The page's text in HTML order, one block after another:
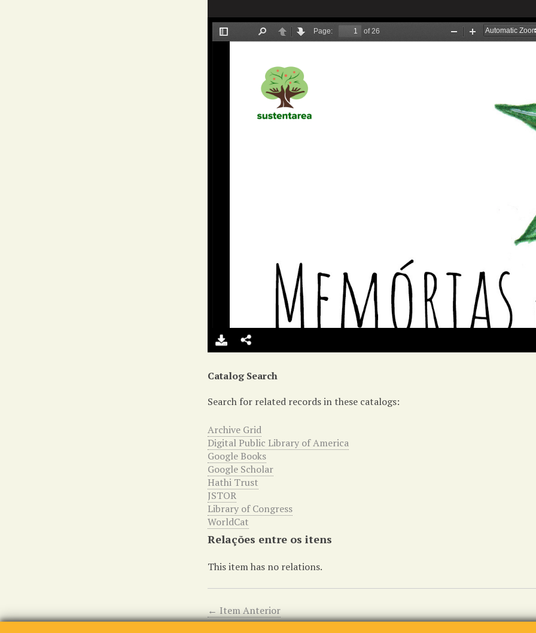
Catalog Search
Search for related records in these catalogs:
Archive Grid
Digital Public Library of America
Google Books
Google Scholar
Hathi Trust
JSTOR
Library of Congress
WorldCat
Relações entre os itens
This item has no relations.
← Item Anterior